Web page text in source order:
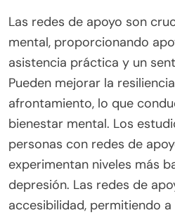
Las redes de apoyo son
mental, proporcionando
asistencia práctica y un
Pueden mejorar la
afrontamiento, lo que
bienestar mental. Los
personas con redes de
experimentan niveles más
depresión. Las redes de
accesibilidad, permitiendo a